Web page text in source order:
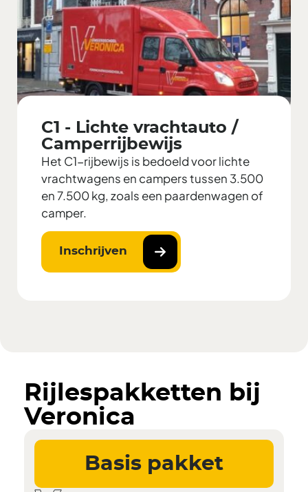
C1 - Lichte vrachtauto /
Camperrijbewijs
Het C1-rijbewijs is bedoeld voor lichte
vrachtwagens en campers tussen 3.500
en 7.500 kg, zoals een paardenwagen of
camper.
Inschrijven
Rijlespakketten bij
Veronica
Basis pakket